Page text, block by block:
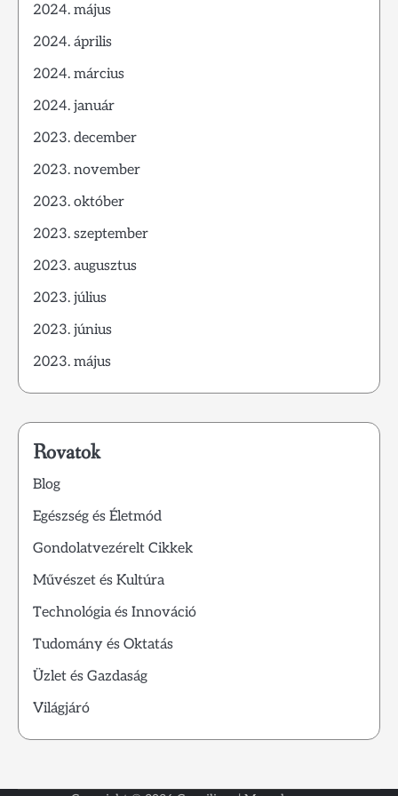
2024. május
2024. április
2024. március
2024. január
2023. december
2023. november
2023. október
2023. szeptember
2023. augusztus
2023. július
2023. június
2023. május
Rovatok
Blog
Egészség és Életmód
Gondolatvezérelt Cikkek
Művészet és Kultúra
Technológia és Innováció
Tudomány és Oktatás
Üzlet és Gazdaság
Világjáró